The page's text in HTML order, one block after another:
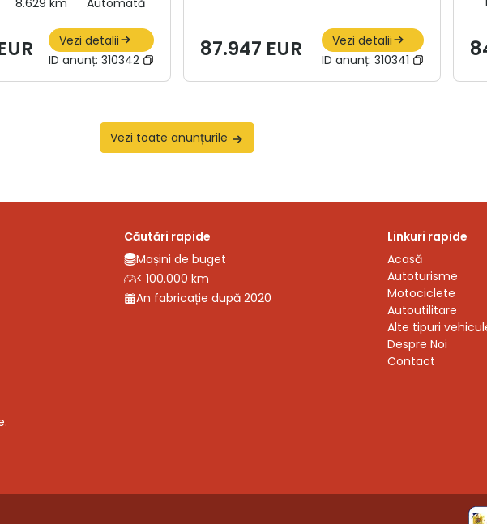
8.629 km Automată
Vezi detalii
ID anunț: 310342 87.947 EUR
Vezi detalii
ID anunț:310341
Vezi toate anunțurile
Căutări rapide
Mașini de buget
< 100.000 km
An fabricație după 2020
Linkuri rapide
Acasă
Autoturisme
Motociclete
Autoutilitare
Alte tipuri
Despre Noi
Contact